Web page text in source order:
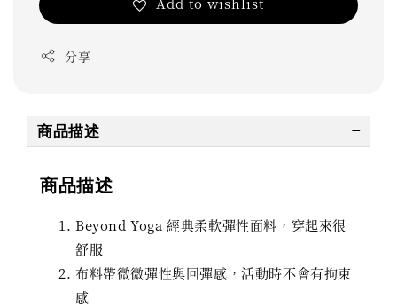
分享
商品描述
商品描述
Beyond Yoga 經典柔軟彈性面料，穿起來很
舒服
布料帶微微彈性與回彈感，活動時不會有拘束
感